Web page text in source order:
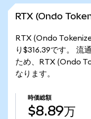
RTX (Ondo
RTX (Ondo
り$316.39です。 流
ため、RTX (Ondo
なります。
時価総額
$8.89万